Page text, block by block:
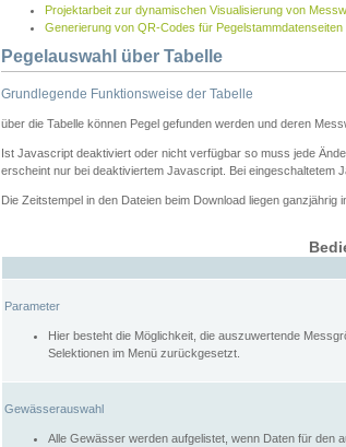
Projektarbeit zur dynamischen Visualisierung von
Generierung von QR-Codes für Pegelstammdatenseiten
Pegelauswahl über Tabelle
Grundlegende Funktionsweise der Tabelle
über die Tabelle können Pegel gefunden werden und deren
Ist Javascript deaktiviert oder nicht verfügbar so muss jede
erscheint nur bei deaktiviertem Javascript. Bei eingeschaltetem
Die Zeitstempel in den Dateien beim Download liegen ganzjährig
Parameter
Hier besteht die Möglichkeit, die auszuwertende
Selektionen im Menü zurückgesetzt.
Gewässerauswahl
Alle Gewässer werden aufgelistet, wenn Daten für den